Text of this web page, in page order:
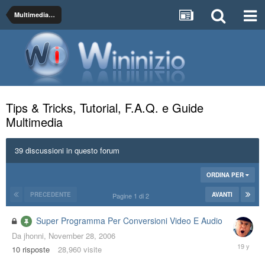
Multimedia Audio e Video
Tips & Tricks, Tutorial, F.A.Q. e Guide
Multimedia
39 discussioni in questo forum
ORDINA PER
PRECEDENTE AVANTI
Pagine 1 di 2
Super Programma Per Conversioni Video E Audio
Da jhonni, November 28, 2006
10 risposte 28,960 visite
May
19,